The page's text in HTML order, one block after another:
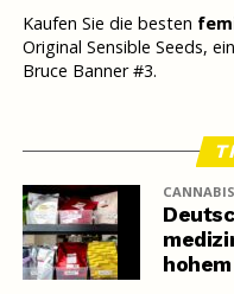
Kaufen Sie die besten
Original Sensible Seeds,
Bruce Banner #3.